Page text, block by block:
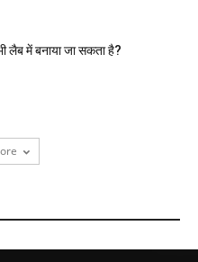
लैब में बनाया जा सकता है?